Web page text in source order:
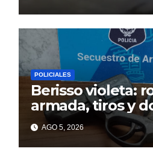
POLICIALES
Berisso violeta:
armada, tiros y
AGO 5, 2026